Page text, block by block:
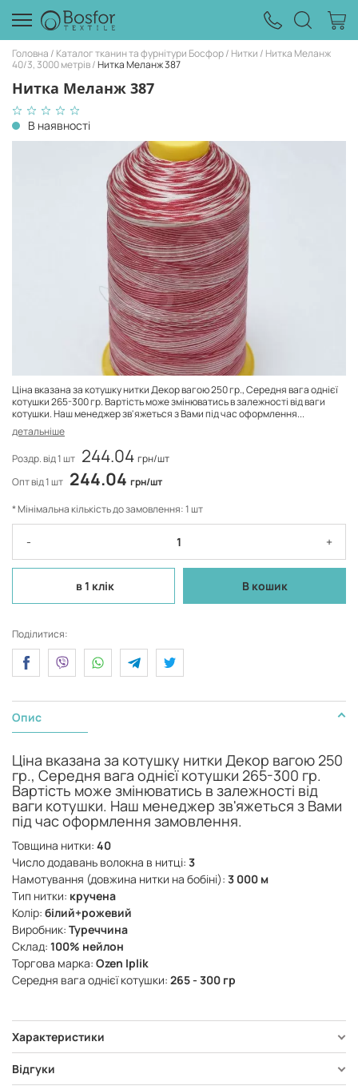
Головна Каталог тканин та фурнітури Босфор Нитки
Нитка Меланж
40/3, 3000 метрів Нитка Меланж 387
Нитка Меланж 387
В наявності
Ціна вказана за котушку нитки Декор вагою 250 гр., Середня вага однієї
котушки 265-300 гр. Вартість може змінюватись в залежності від ваги
котушки. Наш менеджер зв'яжеться з Вами під час оформлення...
детальніше
Роздр. від 1 шт 244.04 грн/шт
Опт від 1 шт 244.04 грн/шт
* Мінімальна кількість до замовлення: 1 шт
- +
в 1 клік В кошик
Поділитися:
Опис
Ціна вказана за котушку нитки Декор вагою 250
гр., Середня вага однієї котушки 265-300 гр.
Вартість може змінюватись в залежності від
ваги котушки. Наш менеджер зв'яжеться з Вами
під час оформлення замовлення.
Товщина нитки: 40
Число додавань волокна в нитці: 3
Намотування (довжина нитки на бобіні): 3 000 м
Тип нитки: кручена
Колір: білий+рожевий
Виробник: Туреччина
Склад: 100% нейлон
Торгова марка: Ozen Iplik
Середня вага однієї котушки: 265 - 300 гр
Характеристики
Відгуки